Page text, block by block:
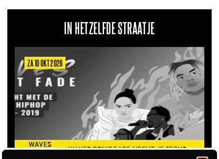
IN HETZELFDE STRAATJE
ZA 10 OKT 2026
WAVES
WAVES DON'T FADE NEEMT JE TERUG